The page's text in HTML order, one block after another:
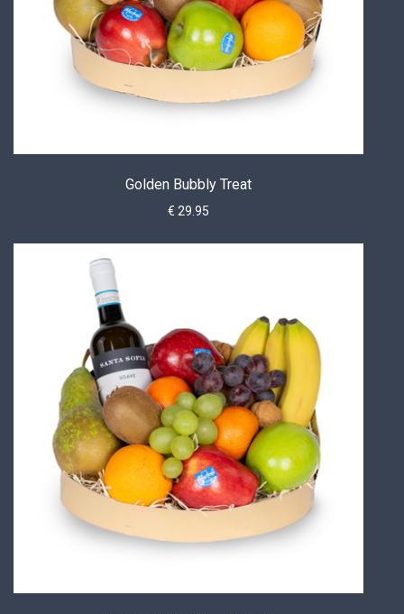
Golden Bubbly Treat
€ 29.95